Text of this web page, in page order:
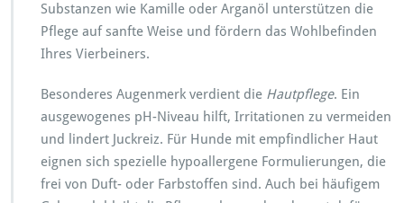
Substanzen wie Kamille oder Arganöl unterstützen die
Pflege auf sanfte Weise und fördern das Wohlbefinden
Ihres Vierbeiners.
Besonderes Augenmerk verdient die Hautpflege. Ein
ausgewogenes pH-Niveau hilft, Irritationen zu vermeiden
und lindert Juckreiz. Für Hunde mit empfindlicher Haut
eignen sich spezielle hypoallergene Formulierungen, die
frei von Duft- oder Farbstoffen sind. Auch bei häufigem